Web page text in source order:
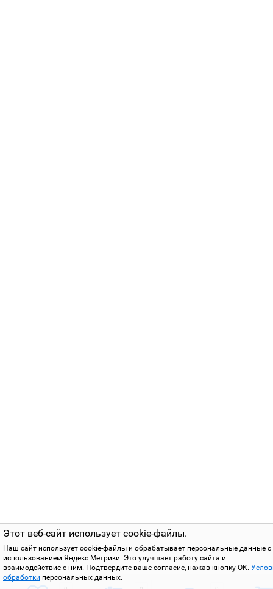
Этот веб-сайт использует cookie-файлы.
Наш сайт использует cookie-файлы и обрабатывает персональные данные с
использованием Яндекс Метрики. Это улучшает работу сайта и
взаимодействие с ним. Подтвердите ваше согласие, нажав кнопку ОК.
обработки персональных данных.